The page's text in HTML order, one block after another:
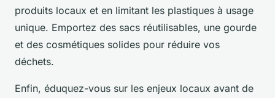
produits locaux et en limitant les plastiques à usage
unique. Emportez des sacs réutilisables, une gourde
et des cosmétiques solides pour réduire vos
déchets.
Enfin, éduquez-vous sur les enjeux locaux avant de